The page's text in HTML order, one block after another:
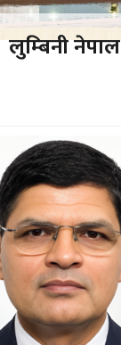
लुम्‍बिनी नेपाल